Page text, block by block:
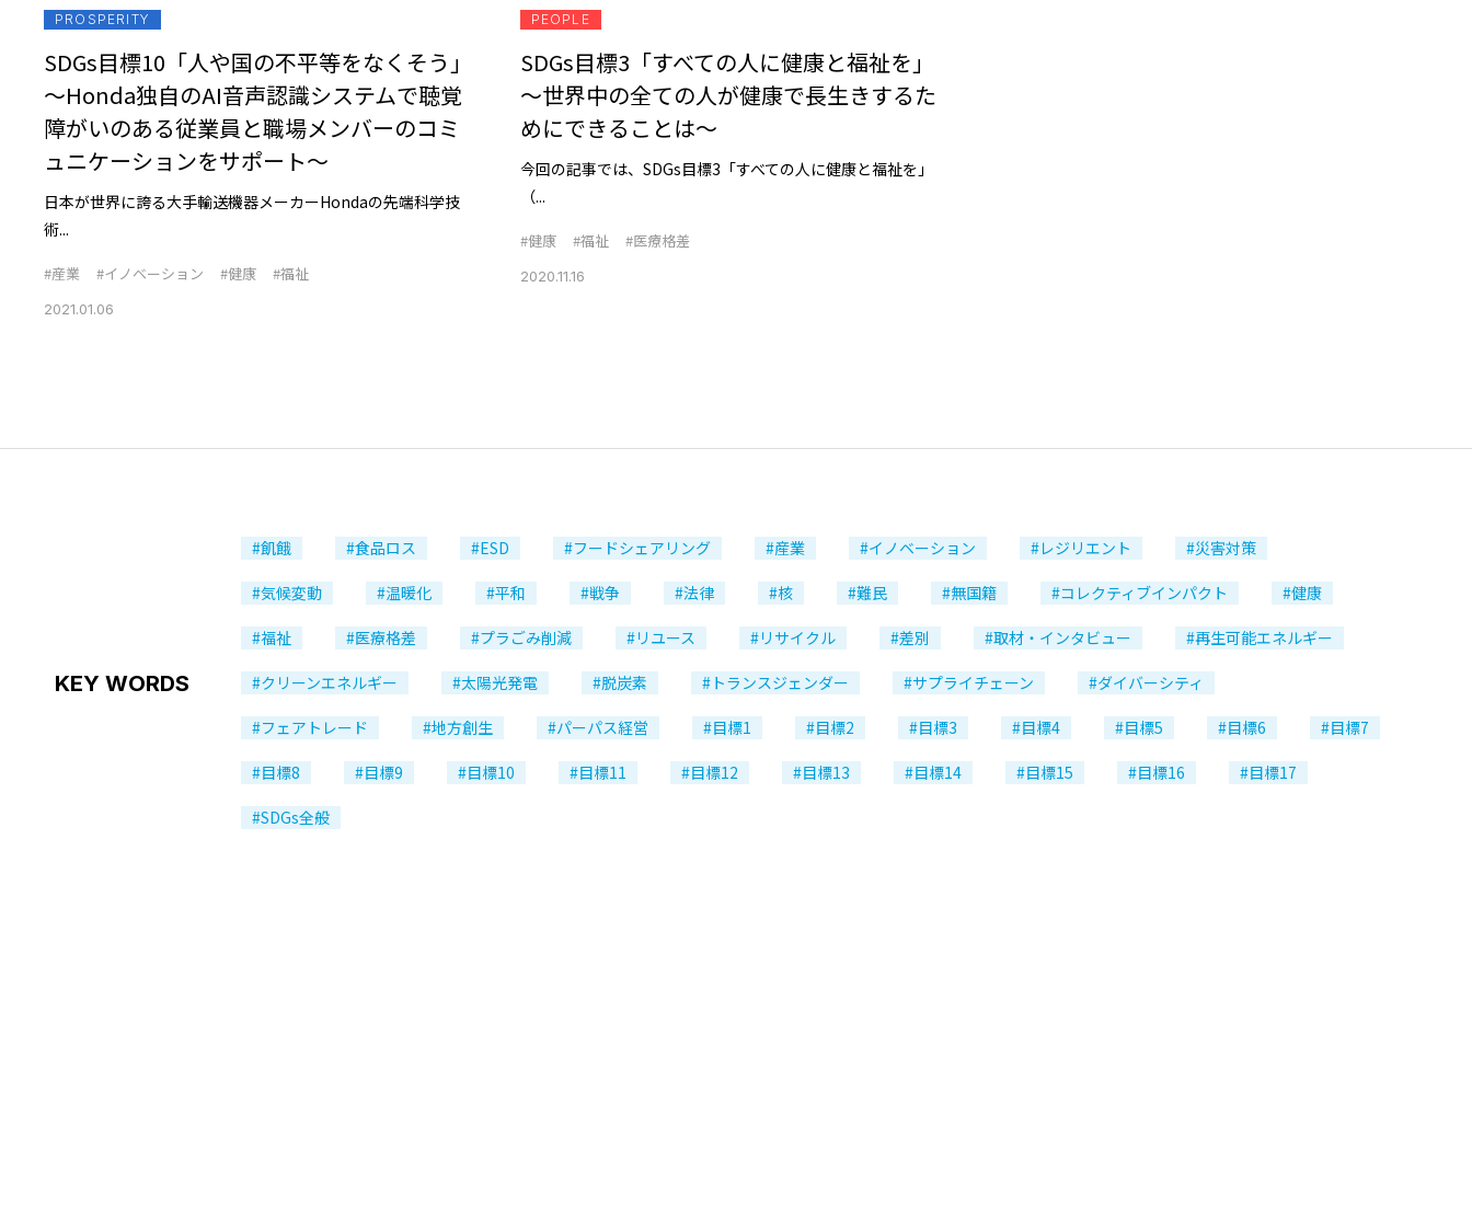
PROSPERITY
SDGs目標10「人や国の不平等をなくそう」
～Honda独自のAI音声認識システムで聴覚
障がいのある従業員と職場メンバーのコミ
ュニケーションをサポート～
日本が世界に誇る大手輸送機器メーカーHondaの先端科学技
術...
#産業 #イノベーション #健康 #福祉
2021.01.06
PEOPLE
SDGs目標3「すべての人に健康と福祉を」
～世界中の全ての人が健康で長生きするた
めにできることは～
今回の記事では、SDGs目標3「すべての人に健康と福祉を」
（...
#健康 #福祉 #医療格差
2020.11.16
KEY WORDS
#飢餓 #食品ロス #ESD #フードシェアリング #産業 #イノベーション #レジリエント #災害対策
#気候変動 #温暖化 #平和 #戦争 #法律 #核 #難民 #無国籍 #コレクティブインパクト #健康
#福祉 #医療格差 #プラごみ削減 #リユース #リサイクル #差別 #取材・インタビュー #再生可能エネルギー
#クリーンエネルギー #太陽光発電 #脱炭素 #トランスジェンダー #サプライチェーン #ダイバーシティ
#フェアトレード #地方創生 #パーパス経営 #目標1 #目標2 #目標3 #目標4 #目標5 #目標6 #目標7
#目標8 #目標9 #目標10 #目標11 #目標12 #目標13 #目標14 #目標15 #目標16 #目標17
#SDGs全般